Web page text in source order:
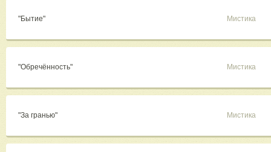
"Бытие" Мистика
"Обречённость" Мистика
"За гранью" Мистика